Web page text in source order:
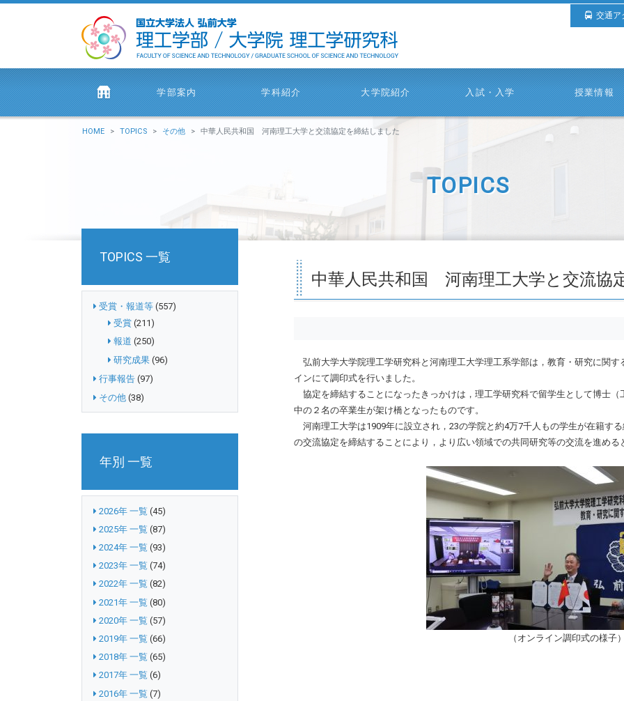
交通ア
学部案内 学科紹介 大学院紹介 入試・入学 授業情報
HOME TOPICS その他 中華人民共和国 河南理工大学と交流協定を締結しました
TOPICS
TOPICS 一覧
受賞・報道等 (557)
受賞 (211)
報道 (250)
研究成果 (96)
行事報告 (97)
その他 (38)
年別 一覧
2026年 一覧 (45)
2025年 一覧 (87)
2024年 一覧 (93)
2023年 一覧 (74)
2022年 一覧 (82)
2021年 一覧 (80)
2020年 一覧 (57)
2019年 一覧 (66)
2018年 一覧 (65)
2017年 一覧 (6)
2016年 一覧 (7)
中華人民共和国 河南理工大学と交流協
弘前大学大学院理工学研究科と河南理工大学理工系学部は，教育・研究に関
インにて調印式を行いました。
協定を締結することになったきっかけは，理工学研究科で留学生として博士
中の２名の卒業生が架け橋となったものです。
河南理工大学は1909年に設立され，23の学院と約4万7千人もの学生が在籍す
の交流協定を締結することにより，より広い領域での共同研究等の交流を進め
（オンライン調印式の様子